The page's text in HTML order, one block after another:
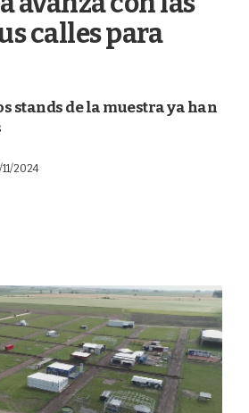
calles para
stands de la muestra ya han
2024